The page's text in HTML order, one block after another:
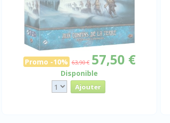
Promo -10% 63,90 € 57,50 €
Disponible